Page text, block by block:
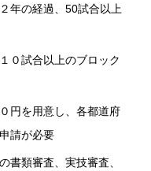
年の経過、50試合以上
０試合以上のブロック
円を用意し、各都道府
請が必要
書類審査、実技審査、